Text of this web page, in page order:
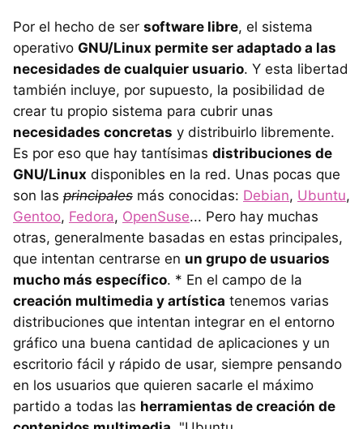
Por el hecho de ser software libre, el sistema
operativo GNU/Linux permite ser adaptado a las
necesidades de cualquier usuario. Y esta libertad
también incluye, por supuesto, la posibilidad de
crear tu propio sistema para cubrir unas
necesidades concretas y distribuirlo libremente.
Es por eso que hay tantísimas distribuciones de
GNU/Linux disponibles en la red. Unas pocas que
son las principales más conocidas: Debian, Ubuntu,
Gentoo, Fedora, OpenSuse... Pero hay muchas
otras, generalmente basadas en estas principales,
que intentan centrarse en un grupo de usuarios
mucho más específico. * En el campo de la
creación multimedia y artística tenemos varias
distribuciones que intentan integrar en el entorno
gráfico una buena cantidad de aplicaciones y un
escritorio fácil y rápido de usar, siempre pensando
en los usuarios que quieren sacarle el máximo
partido a todas las herramientas de creación de